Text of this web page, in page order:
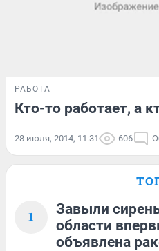
РАБОТА
Кто-то работает, а
28 июля, 2014, 11:31 606
1
Завыли
области
объявлена